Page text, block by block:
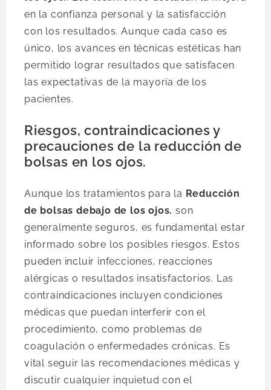
en la confianza personal y la satisfacción
con los resultados. Aunque cada caso es
único, los avances en técnicas estéticas han
permitido lograr resultados que satisfacen
las expectativas de la mayoría de los
pacientes.
Riesgos, contraindicaciones y
precauciones de la reducción de
bolsas en los ojos.
Aunque los tratamientos para la Reducción
de bolsas debajo de los ojos. son
generalmente seguros, es fundamental estar
informado sobre los posibles riesgos. Estos
pueden incluir infecciones, reacciones
alérgicas o resultados insatisfactorios. Las
contraindicaciones incluyen condiciones
médicas que puedan interferir con el
procedimiento, como problemas de
coagulación o enfermedades crónicas. Es
vital seguir las recomendaciones médicas y
discutir cualquier inquietud con el